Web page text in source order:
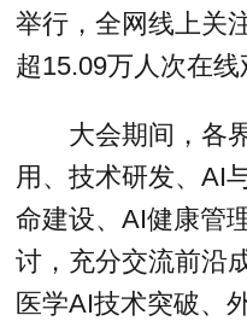
举行，全网线上关
超15.09万人次在线
大会期间，各
用、技术研发、AI
命建设、AI健康管
讨，充分交流前沿
医学AI技术突破、